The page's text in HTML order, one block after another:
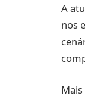
A
nos